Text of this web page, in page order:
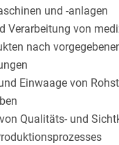
und -anlagen
Verarbeitung von
nach
Einwaage von
Qualitäts- und